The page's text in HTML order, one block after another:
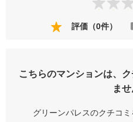
評価（0件）
こちらのマンションは、
ませ
グリーンパレスのクチコ